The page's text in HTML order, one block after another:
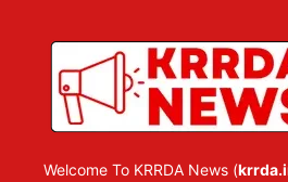
Welcome To KRRDA News (